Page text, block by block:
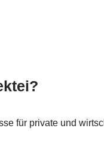
für private und